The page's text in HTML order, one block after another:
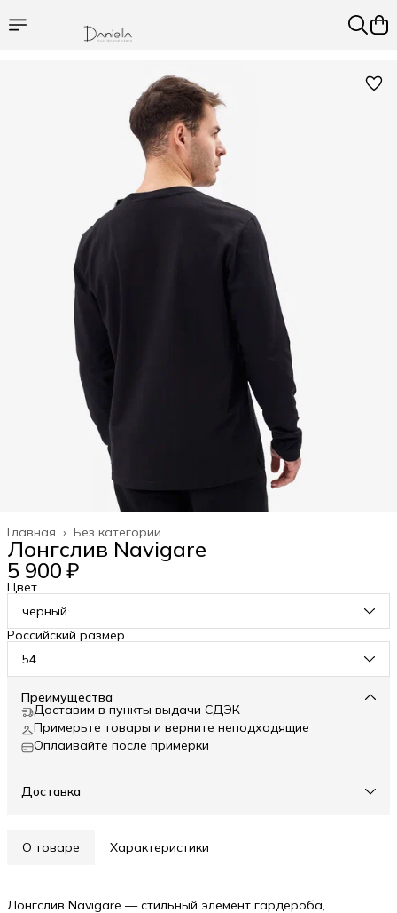
Без категории
Главная ›
Лонгслив Navigare
5 900 ₽
Цвет
черный
Российский размер
54
Преимущества
Доставим в пункты выдачи СДЭК
Примерьте товары и верните неподходящие
Оплаивайте после примерки
Доставка
О товаре Характеристики
Лонгслив Navigare — стильный элемент гардероба,